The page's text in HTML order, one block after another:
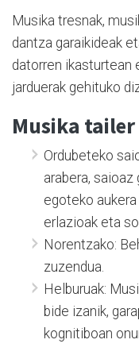
Musika tresnak,
dantza garaikideak
datorren ikasturtean
jarduerak gehituko
Musika
Ordubeteko
arabera,
egoteko
erlazioak eta
Norentzako:
zuzendua.
Helburuak:
bide izanik,
kognitiboan